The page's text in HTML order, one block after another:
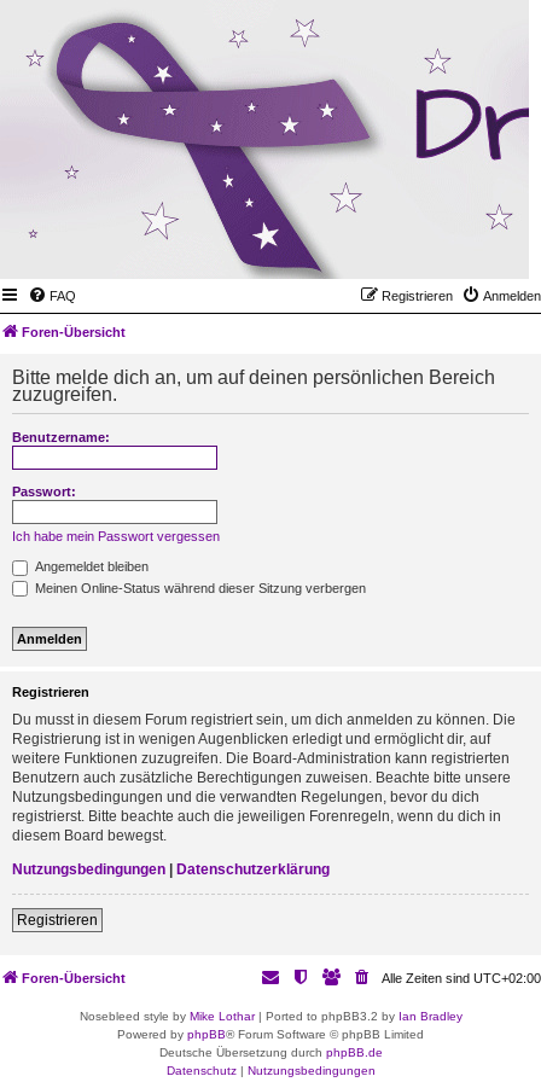
FAQ Anmelden
Registrieren
Foren-Übersicht
Bitte melde dich an, um auf deinen persönlichen Bereich
zuzugreifen.
Benutzername:
Passwort:
Ich habe mein Passwort vergessen
Angemeldet bleiben
Meinen Online-Status während dieser Sitzung verbergen
Registrieren
Du musst in diesem Forum registriert sein, um dich anmelden zu können. Die
Registrierung ist in wenigen Augenblicken erledigt und ermöglicht dir, auf
weitere Funktionen zuzugreifen. Die Board-Administration kann registrierten
Benutzern auch zusätzliche Berechtigungen zuweisen. Beachte bitte unsere
Nutzungsbedingungen und die verwandten Regelungen, bevor du dich
registrierst. Bitte beachte auch die jeweiligen Forenregeln, wenn du dich in
diesem Board bewegst.
Nutzungsbedingungen | Datenschutzerklärung
Registrieren
Foren-Übersicht Alle Zeiten sind UTC+02:00
Nosebleed style by Mike Lothar| Ported to phpBB3.2 by Ian Bradley
Powered by phpBB® Forum Software © phpBB Limited
Deutsche Übersetzung durch phpBB.de
Datenschutz| Nutzungsbedingungen